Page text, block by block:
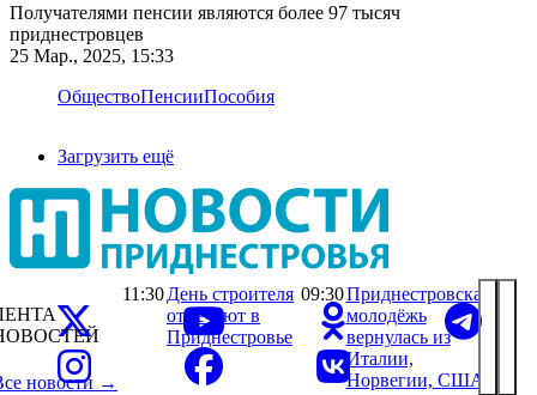
Получателями пенсии являются более 97 тысяч
приднестровцев
25 Мар., 2025, 15:33
ОбществоПенсииПособия
Загрузить ещё
новости →
11:30День строителя
отмечают в
Приднестровье
09:30Приднестровская
молодёжь
вернулась из
Италии,
Норвегии, США